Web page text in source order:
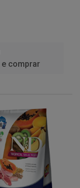
comprar